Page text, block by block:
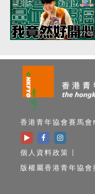
27:01
香港青年協會賽馬
個人資料政策
版權屬香港青年協